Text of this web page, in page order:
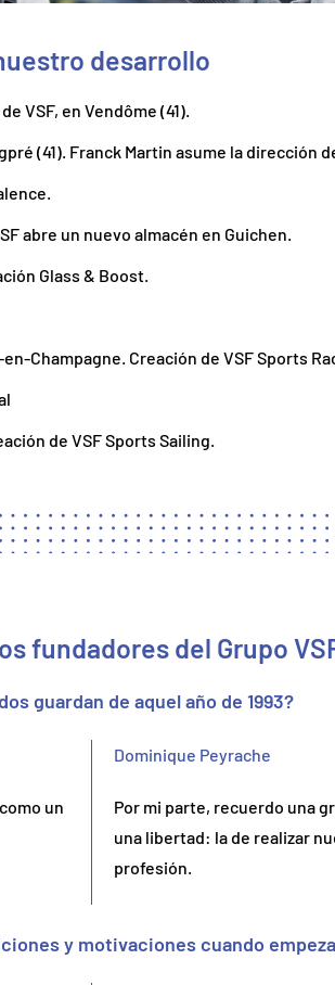
desarrollo
VSF, en Vendôme (41).
(41). Franck Martin asume la dirección
abre un nuevo almacén en Guichen.
Glass & Boost.
Champagne. Creación de VSF Sports
de VSF Sports Sailing.
fundadores del Grupo
guardan de aquel año de 1993?
un
Dominique Peyrache
Por mi parte, recuerdo una
una libertad: la de realizar
profesión.
y motivaciones cuando